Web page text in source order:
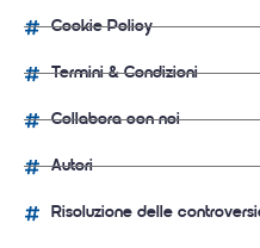
Cookie Policy
Termini & Condizioni
Collabora con noi
Autori
Risoluzione delle